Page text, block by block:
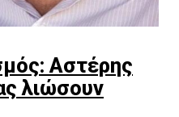
Αστέρης
λιώσουν